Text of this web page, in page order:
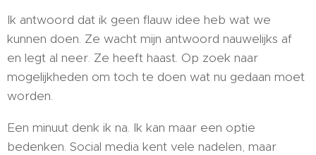
Ik antwoord dat ik geen flauw idee heb wat we
kunnen doen. Ze wacht mijn antwoord nauwelijks af
en legt al neer. Ze heeft haast. Op zoek naar
mogelijkheden om toch te doen wat nu gedaan moet
worden.
Een minuut denk ik na. Ik kan maar een optie
bedenken. Social media kent vele nadelen, maar